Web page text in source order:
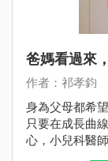
爸媽看過來
作者：祁孝鈞
身為父母都希
只要在成長曲
心，小兒科醫